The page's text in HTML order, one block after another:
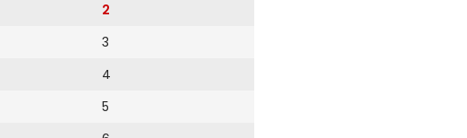
2
3
4
5